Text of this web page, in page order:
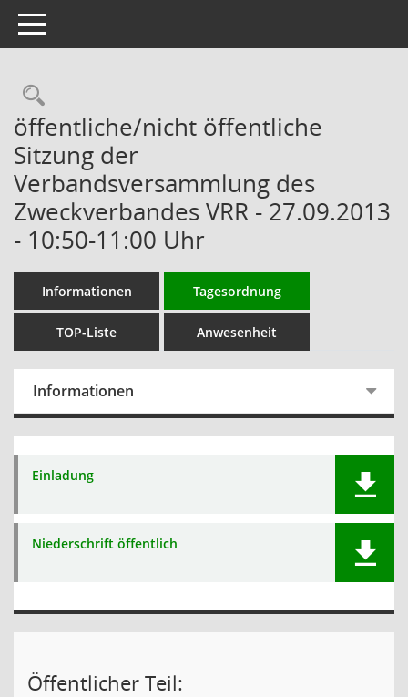
Toggle navigation
Rechercheauswahl
öffentliche/nicht öffentliche
Sitzung der
Verbandsversammlung des
Zweckverbandes VRR - 27.09.2013
- 10:50-11:00 Uhr
Informationen Tagesordnung
TOP-Liste Anwesenheit
Informationen
Einladung
Niederschrift öffentlich
Öffentlicher Teil: